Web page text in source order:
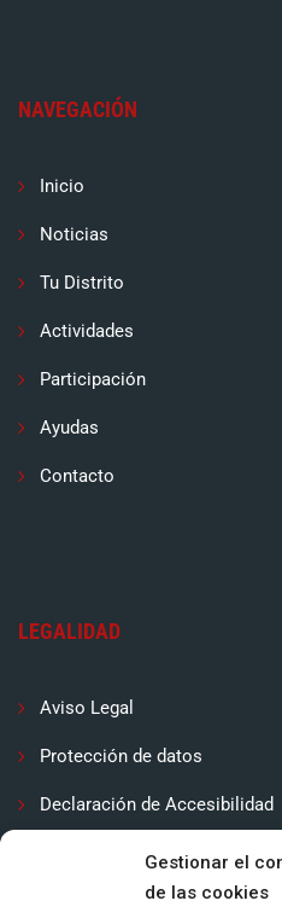
Gestionar el
de las cookies
NAVEGACIÓN
Inicio
Noticias
Tu Distrito
Actividades
Participación
Ayudas
Contacto
LEGALIDAD
Aviso Legal
Protección de datos
Declaración de Accesibilidad
Política de cookies (UE)